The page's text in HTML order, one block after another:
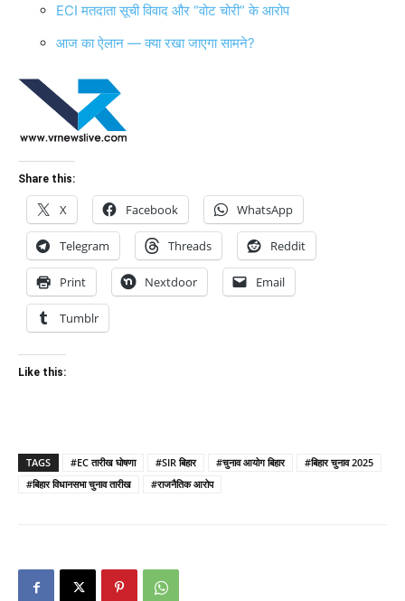
ECI मतदाता सूची विवाद और “वोट चोरी” के आरोप
आज का ऐलान — क्या रखा जाएगा सामने?
Share this:
X Facebook WhatsApp
Telegram Threads Reddit
Print Nextdoor Email
Tumblr
Like this:
TAGS #EC तारीख घोषणा #SIR बिहार #चुनाव आयोग बिहार
#बिहार चुनाव 2025
#बिहार विधानसभा चुनाव तारीख
#राजनैतिक आरोप